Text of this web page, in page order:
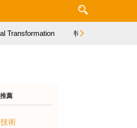
Transformation 特集
薦
術